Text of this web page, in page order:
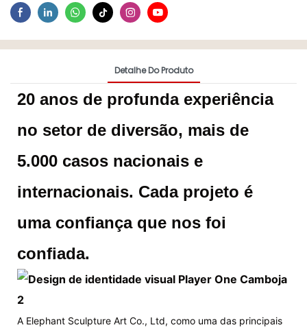
Detalhe Do Produto
20 anos de profunda experiência
no setor de diversão, mais de
5.000 casos nacionais e
internacionais. Cada projeto é
uma confiança que nos foi
confiada.
A Elephant Sculpture Art Co., Ltd, como uma das principais